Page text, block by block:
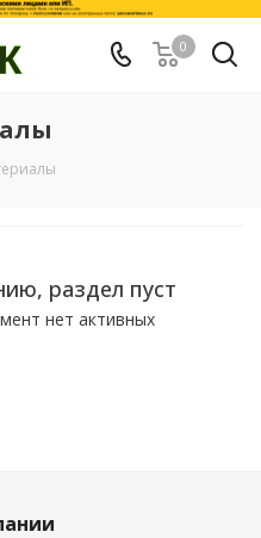
0
раздел пуст
нет активных